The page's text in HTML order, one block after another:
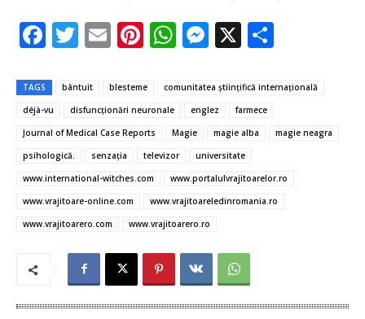
F
e
b
o
o
k
T
it
te
r
E
ai
l
Pi
er
es
t
W
at
A
p
p
M
se
n
g
er
X
ta
az
TAGS bântuit blesteme
comunitatea ştiinţifică internaţională
déjà-vu
disfuncţionări neuronale englez
farmece
Journal of Medical Case Reports
Magie magie alba
magie neagra
psihologică.
senzaţia televizor
universitate
www.international-witches.com
www.portalulvrajitoarelor.ro
www.vrajitoare-online.com
www.vrajitoareledinromania.ro
www.vrajitoarero.com
www.vrajitoarero.ro